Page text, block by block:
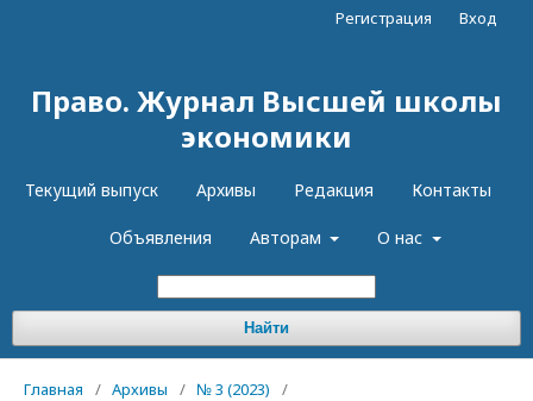
Право. Журнал Высшей школы
экономики
Текущий выпуск Архивы Редакция Контакты
Объявления Авторам О нас
Найти
Регистрация Вход
Главная / Архивы / № 3 (2023)
/